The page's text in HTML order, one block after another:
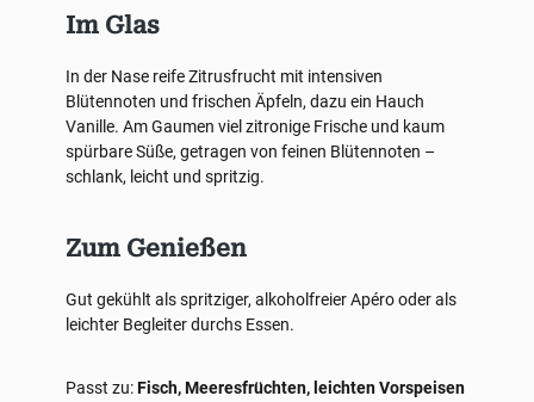
Im Glas
In der Nase reife Zitrusfrucht mit intensiven
Blütennoten und frischen Äpfeln, dazu ein Hauch
Vanille. Am Gaumen viel zitronige Frische und kaum
spürbare Süße, getragen von feinen Blütennoten –
schlank, leicht und spritzig.
Zum Genießen
Gut gekühlt als spritziger, alkoholfreier Apéro oder als
leichter Begleiter durchs Essen.
Passt zu:Fisch, Meeresfrüchten, leichten Vorspeisen